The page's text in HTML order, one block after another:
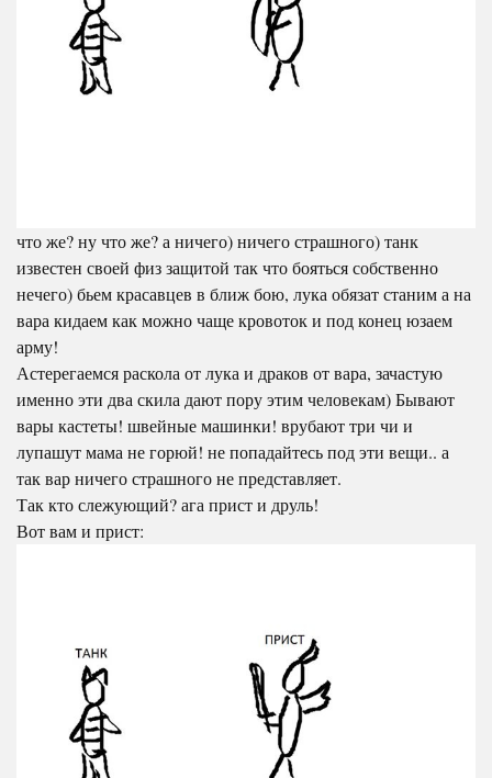
что же? ну что же? а ничего) ничего страшного) танк
известен своей физ защитой так что бояться собственно
нечего) бьем красавцев в ближ бою, лука обязат станим а на
вара кидаем как можно чаще кровоток и под конец юзаем
арму!
Астерегаемся раскола от лука и драков от вара, зачастую
именно эти два скила дают пору этим человекам) Бывают
вары кастеты! швейные машинки! врубают три чи и
лупашут мама не горюй! не попадайтесь под эти вещи.. а
так вар ничего страшного не представляет.
Так кто слежующий? ага прист и друль!
Вот вам и прист: